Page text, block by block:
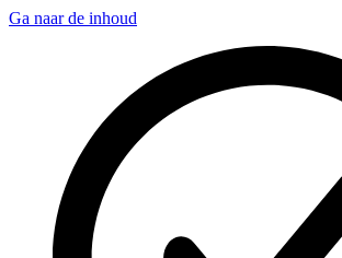
Ga naar de inhoud